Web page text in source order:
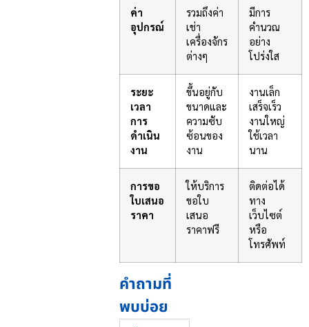
ค่า
อุปกรณ์
รวมถึงค่า
เช่า
เครื่องจักร
ต่างๆ
มีการ
คำนวณ
อย่าง
โปร่งใส
ระยะ
เวลา
การ
ดำเนิน
งาน
ขึ้นอยู่กับ
ขนาดและ
ความซับ
ซ้อนของ
งาน
งานเล็ก
เสร็จเร็ว
งานใหญ่
ใช้เวลา
นาน
การขอ
ใบเสนอ
ราคา
ให้บริการ
ขอใบ
เสนอ
ราคาฟรี
ติดต่อได้
ทาง
เว็บไซต์
หรือ
โทรศัพท์
คำถามที่
พบบ่อย